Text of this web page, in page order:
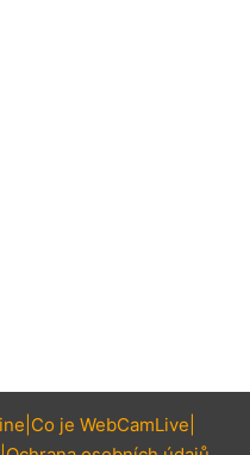
Co je WebCamLive